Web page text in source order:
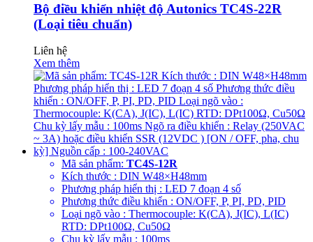
Bộ điều khiển nhiệt độ Autonics TC4S-22R
(Loại tiêu chuẩn)
Liên hệ
Xem thêm
Mã sản phẩm: TC4S-12R
Kích thước : DIN W48×H48mm
Phương pháp hiển thị : LED 7 đoạn 4 số
Phương thức điều khiển : ON/OFF, P, PI, PD, PID
Loại ngõ vào : Thermocouple: K(CA), J(IC), L(IC)
RTD: DPt100Ω, Cu50Ω
Chu kỳ lấy mẫu : 100ms